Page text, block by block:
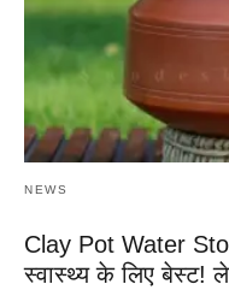
NEWS
Clay Pot Water
स्वास्थ्य के लिए बेस्ट!